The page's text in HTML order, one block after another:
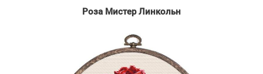
Роза Мистер Линкольн